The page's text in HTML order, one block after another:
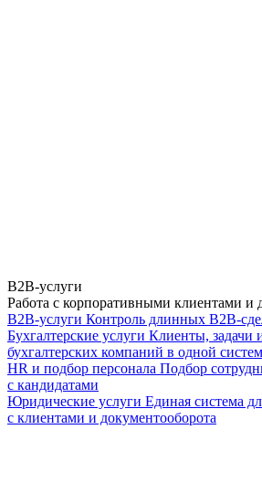
B2B-услуги
Работа с корпоративными клиентами
B2B-услуги Контроль длинных B2B-
Бухгалтерские услуги Клиенты, задачи
бухгалтерских компаний в одной
HR и подбор персонала Подбор
с кандидатами
Юридические услуги Единая система
с клиентами и документооборота